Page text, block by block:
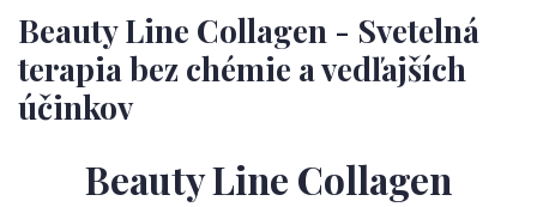
Beauty Line Collagen - Svetelná
terapia bez chémie a vedľajších
účinkov
Beauty Line Collagen